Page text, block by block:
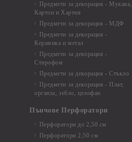
Предмети за декорация - Мукава,
Картон и Хартия
Предмети за декорация - МДФ
Предмети за декорация -
Керамика и метал
Предмети за декорация -
Стирофом
Предмети за декорация - Стъкло
Предмети за декорация - Плат,
органза, зебло, целофан
Пънчове Перфоратори
Перфоратори до 2,50 см
Перфоратори 2,50 см